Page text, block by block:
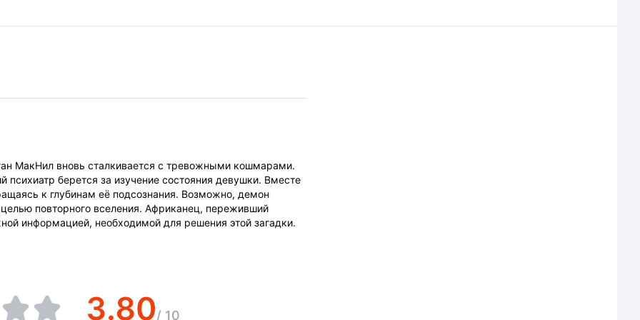
МакНил вновь сталкивается с тревожными кошмарами.
психиатр берется за изучение состояния девушки. Вместе
к глубинам её подсознания. Возможно, демон
повторного вселения. Африканец, переживший
информацией, необходимой для решения этой загадки.
3.80/ 10